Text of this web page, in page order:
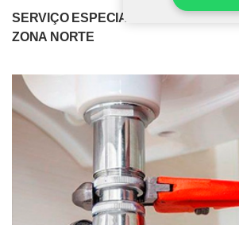
SERVIÇO ESPECIALIZADO DE
ZONA NORTE